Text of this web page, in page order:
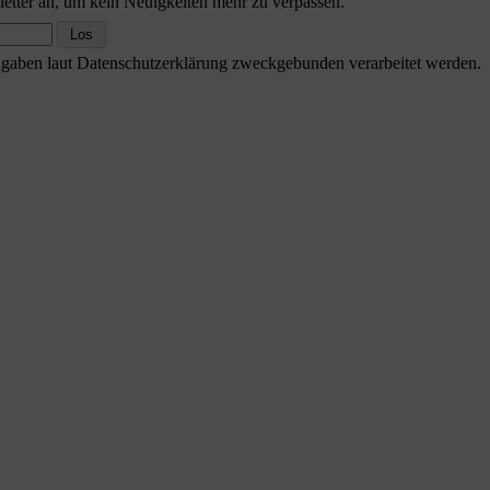
laut Datenschutzerklärung zweckgebunden verarbeitet werden.